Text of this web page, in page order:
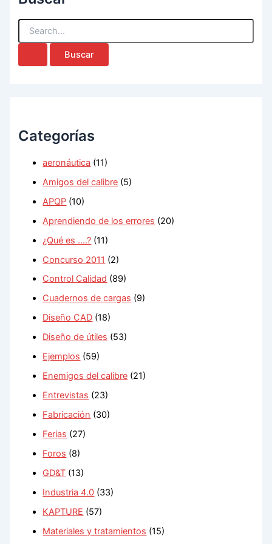
B
s
:Categorías
aeronáutica (11)
Amigos del calibre (5)
APQP (10)
Aprendiendo de los errores (20)
¿Qué es ….? (11)
Concurso 2011 (2)
Control Calidad (89)
Cuadernos de cargas (9)
Diseño CAD (18)
Diseño de útiles (53)
Ejemplos (59)
Enemigos del calibre (21)
Entrevistas (23)
Fabricación (30)
Ferias (27)
Foros (8)
GD&T (13)
Industria 4.0 (33)
KAPTURE (57)
Materiales y tratamientos (15)